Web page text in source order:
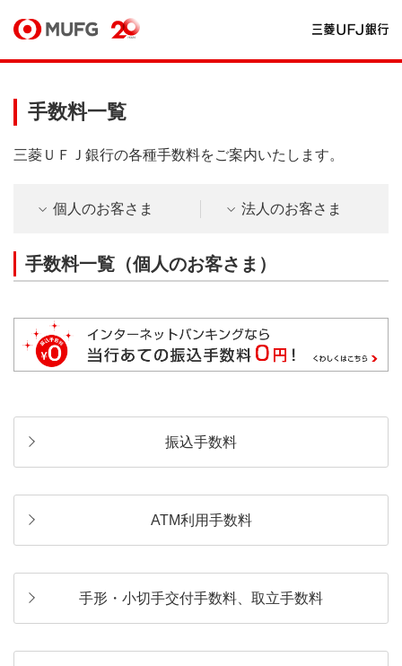
手数料一覧
三菱ＵＦＪ銀行の各種手数料をご案内いたします。
個人のお客さま 法人のお客さま
手数料一覧（個人のお客さま）
振込手数料
ATM利用手数料
手形・小切手交付手数料、取立手数料